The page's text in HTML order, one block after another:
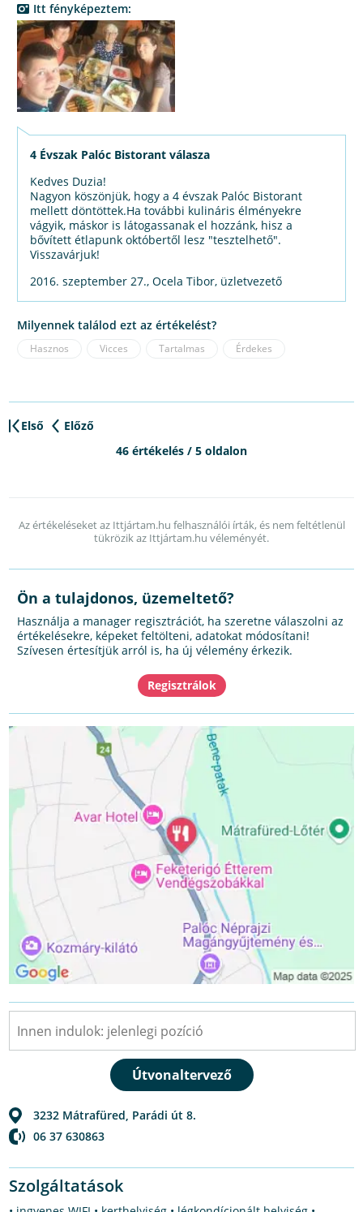
Itt fényképeztem:
4 Évszak Palóc Bistorant válasza
Kedves Duzia!
Nagyon köszönjük, hogy a 4 évszak Palóc Bistorant
mellett döntöttek.Ha további kulináris élményekre
vágyik, máskor is látogassanak el hozzánk, hisz a
bővített étlapunk októbertől lesz "tesztelhető".
Visszavárjuk!
2016. szeptember 27., Ocela Tibor, üzletvezető
Milyennek találod ezt az értékelést?
Hasznos Vicces Tartalmas Érdekes
Első
Előző
46 értékelés / 5 oldalon
Az értékeléseket az Ittjártam.hu felhasználói írták, és nem feltétlenül
tükrözik az Ittjártam.hu véleményét.
Ön a tulajdonos, üzemeltető?
Használja a manager regisztrációt, ha szeretne válaszolni az
értékelésekre, képeket feltölteni, adatokat módosítani!
Szívesen értesítjük arról is, ha új vélemény érkezik.
3232 Mátrafüred, Parádi út 8.
06 37 630863
Szolgáltatások